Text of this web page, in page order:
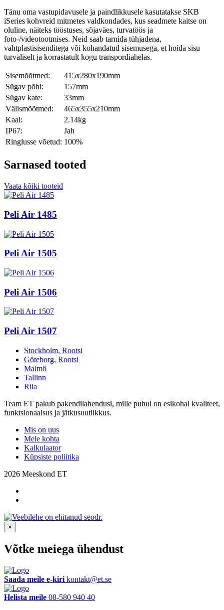
Tänu oma vastupidavusele ja paindlikkusele kasutatakse SKB
iSeries kohvreid mitmetes valdkondades, kus seadmete kaitse on
oluline, näiteks tööstuses, sõjaväes, turvatöös ja
foto-/videotootmises. Neid saab tarnida tühjadena,
vahtplastisisenditega või kohandatud sisemusega, et hoida sisu
turvaliselt ja korrastatult kogu transpordiahelas.
Sisemõõtmed:
415x280x190mm
Sügav põhi:
157mm
Sügav kate:
33mm
Välismõõtmed:
465x355x210mm
Kaal:
2.14kg
IP67:
Jah
Ringlusse võetud: 100%
Sarnased tooted
Vaata kõiki tooteid
Peli Air 1485
Peli Air 1505
Peli Air 1506
Peli Air 1507
Stockholm, Rootsi
Göteborg, Rootsi
Malmö
Tallinn
Riia
Team ET pakub pakendilahendusi, mille puhul on esikohal kvaliteet,
funktsionaalsus ja jätkusuutlikkus.
Mis on uus
Meie kohta
Kalkulaator
Küpsiste poliitika
2026 Meeskond ET
×
Võtke meiega ühendust
Saada meile e-kiri kontakt@et.se
Helista meile 08-580 940 40